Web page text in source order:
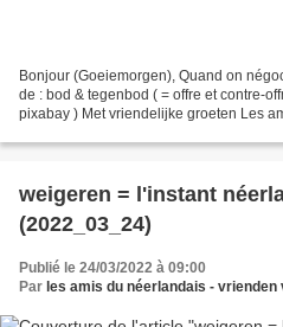
Bonjour (Goeiemorgen), Quand on
de : bod & tegenbod ( = offre et contre-
pixabay ) Met vriendelijke groeten Les
weigeren = l'instant
(2022_03_24)
Publié le 24/03/2022 à 09:00
Par les amis du néerlandais - vrienden